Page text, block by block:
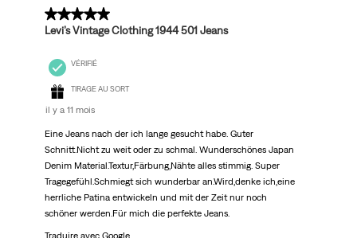
5 sur 5 étoiles.
Levi’s Vintage Clothing 1944 501 Jeans
VÉRIFIÉ
TIRAGE AU SORT
il y a 11 mois
Eine Jeans nach der ich lange gesucht habe. Guter
Schnitt.Nicht zu weit oder zu schmal. Wunderschönes Japan
Denim Material.Textur,Färbung,Nähte alles stimmig. Super
Tragegefühl.Schmiegt sich wunderbar an.Wird,denke ich,eine
herrliche Patina entwickeln und mit der Zeit nur noch
schöner werden.Für mich die perfekte Jeans.
Traduire avec Google